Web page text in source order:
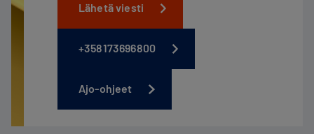
Lähetä viesti
+358173696800
Ajo-ohjeet